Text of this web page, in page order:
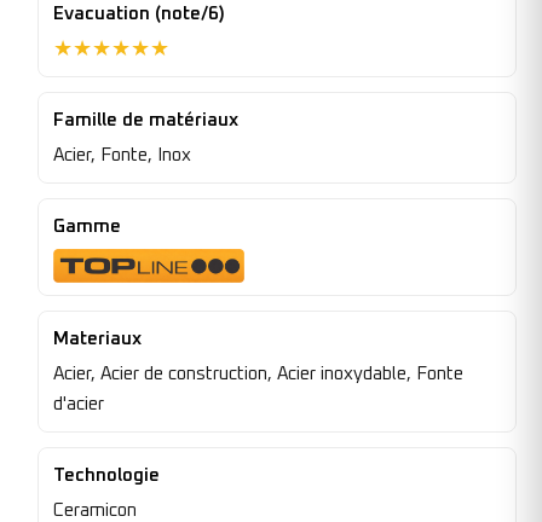
Evacuation (note/6)
★★★★★★
Famille de matériaux
Acier, Fonte, Inox
Gamme
Materiaux
Acier, Acier de construction, Acier inoxydable, Fonte
d'acier
Technologie
Ceramicon